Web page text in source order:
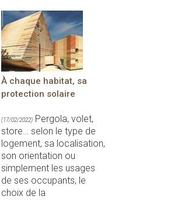
À chaque habitat, sa
protection solaire
(17/02/2022) Pergola, volet,
store… selon le type de
logement, sa localisation,
son orientation ou
simplement les usages
de ses occupants, le
choix de la